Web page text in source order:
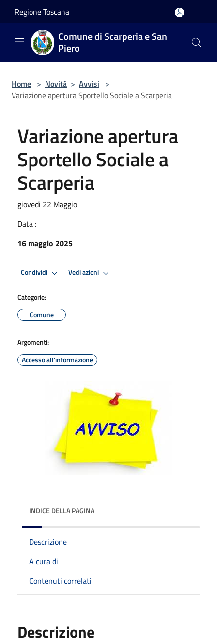
Regione Toscana
Comune di Scarperia e San
Piero
Home > Novità > Avvisi >
Variazione apertura Sportello Sociale a Scarperia
Variazione apertura
Sportello Sociale a
Scarperia
giovedi 22 Maggio
Data :
16 maggio 2025
Condividi Vedi azioni
Categorie:
Comune
Argomenti:
Accesso all'informazione
INDICE DELLA PAGINA
Descrizione
A cura di
Contenuti correlati
Descrizione